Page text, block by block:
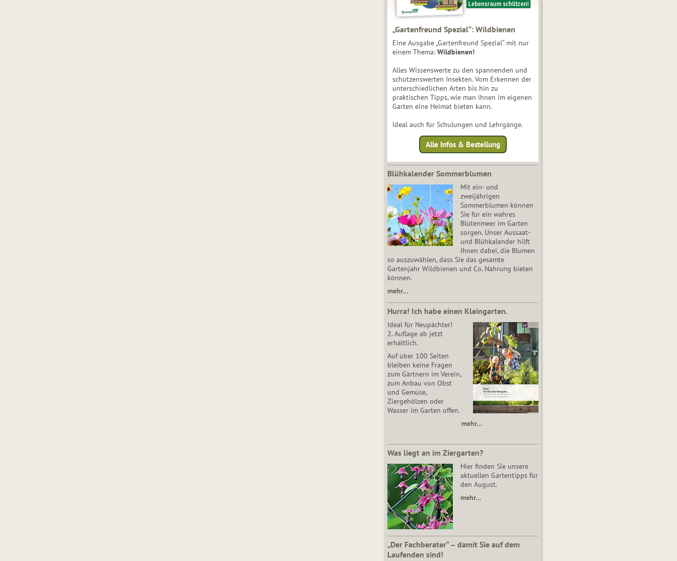
„Gartenfreund Spezial“: Wildbienen
Eine Ausgabe „Gartenfreund Spezial“ mit nur
einem Thema: Wildbienen!
Alles Wissenswerte zu den spannenden und
schützenswerten Insekten. Vom Erkennen der
unterschiedlichen Arten bis hin zu
praktischen Tipps, wie man ihnen im eigenen
Garten eine Heimat bieten kann.
Ideal auch für Schulungen und Lehrgänge.
Alle Infos & Bestellung
Blühkalender Sommerblumen
Mit ein- und
zweijährigen
Sommerblumen können
Sie für ein wahres
Blütenmeer im Garten
sorgen. Unser Aussaat-
und Blühkalender hilft
Ihnen dabei, die Blumen
so auszuwählen, dass Sie das gesamte
Gartenjahr Wildbienen und Co. Nahrung bieten
können.
mehr…
Hurra! Ich habe einen Kleingarten.
Ideal für Neupächter!
2. Auflage ab jetzt
erhältlich.
Auf über 100 Seiten
bleiben keine Fragen
zum Gärtnern im Verein,
zum Anbau von Obst
und Gemüse,
Ziergehölzen oder
Wasser im Garten offen.
mehr…
Was liegt an im Ziergarten?
Hier finden Sie unsere
aktuellen Gartentipps für
den August.
mehr…
„Der Fachberater“ – damit Sie auf dem
Laufenden sind!